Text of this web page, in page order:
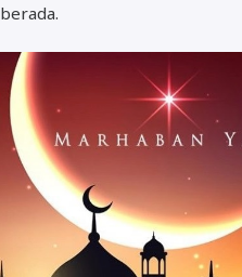
berada.